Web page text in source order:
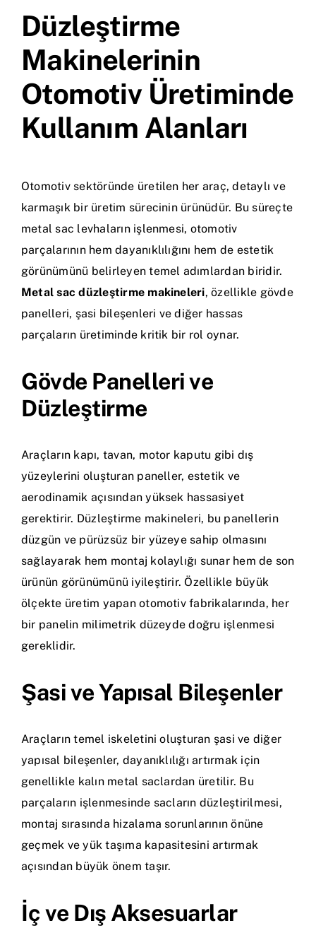
Düzleştirme
Makinelerinin
Otomotiv Üretiminde
Kullanım Alanları
Otomotiv sektöründe üretilen her araç, detaylı ve
karmaşık bir üretim sürecinin ürünüdür. Bu süreçte
metal sac levhaların işlenmesi, otomotiv
parçalarının hem dayanıklılığını hem de estetik
görünümünü belirleyen temel adımlardan biridir.
Metal sac düzleştirme makineleri, özellikle gövde
panelleri, şasi bileşenleri ve diğer hassas
parçaların üretiminde kritik bir rol oynar.
Gövde Panelleri ve
Düzleştirme
Araçların kapı, tavan, motor kaputu gibi dış
yüzeylerini oluşturan paneller, estetik ve
aerodinamik açısından yüksek hassasiyet
gerektirir. Düzleştirme makineleri, bu panellerin
düzgün ve pürüzsüz bir yüzeye sahip olmasını
sağlayarak hem montaj kolaylığı sunar hem de son
ürünün görünümünü iyileştirir. Özellikle büyük
ölçekte üretim yapan otomotiv fabrikalarında, her
bir panelin milimetrik düzeyde doğru işlenmesi
gereklidir.
Şasi ve Yapısal Bileşenler
Araçların temel iskeletini oluşturan şasi ve diğer
yapısal bileşenler, dayanıklılığı artırmak için
genellikle kalın metal saclardan üretilir. Bu
parçaların işlenmesinde sacların düzleştirilmesi,
montaj sırasında hizalama sorunlarının önüne
geçmek ve yük taşıma kapasitesini artırmak
açısından büyük önem taşır.
İç ve Dış Aksesuarlar